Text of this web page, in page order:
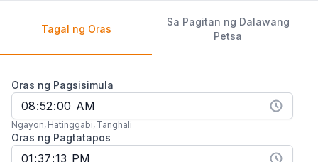
Tagal ng Oras
Sa Pagitan ng Dalawang
Petsa
Oras ng Pagsisimula
Ngayon, Hatinggabi, Tanghali
Oras ng Pagtatapos